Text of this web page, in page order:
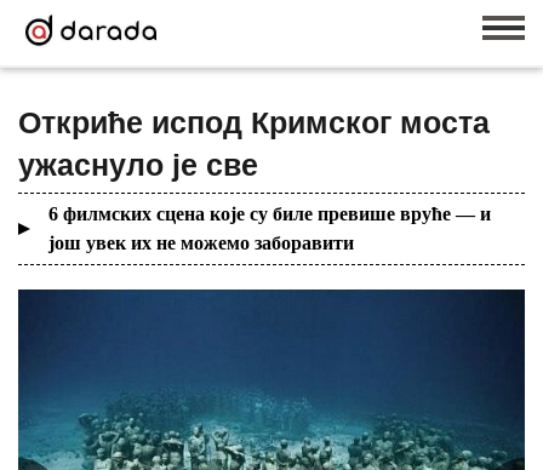
Откриће испод Кримског моста
ужаснуло је све
6 филмских сцена које су биле превише вруће — и
још увек их не можемо заборавити